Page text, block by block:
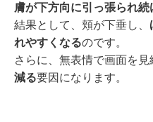
膚が下方向に引っ張られ続
結果として、頬が下垂し、
れやすくなるのです。
さらに、無表情で画面を見
減る要因になります。